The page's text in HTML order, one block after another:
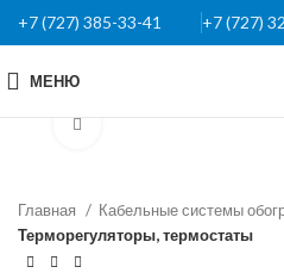
+7 (727) 385-33-41 +7 (727)
МЕНЮ
Главная
Кабельные системы
Терморегуляторы, термостаты